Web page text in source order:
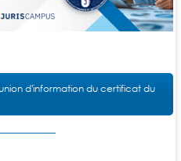
d'information du certificat du